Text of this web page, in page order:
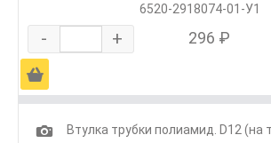
6520-2918074-01-У1
- + 296 ₽
Ä
1 Втулка трубки полиамид. D12 (на